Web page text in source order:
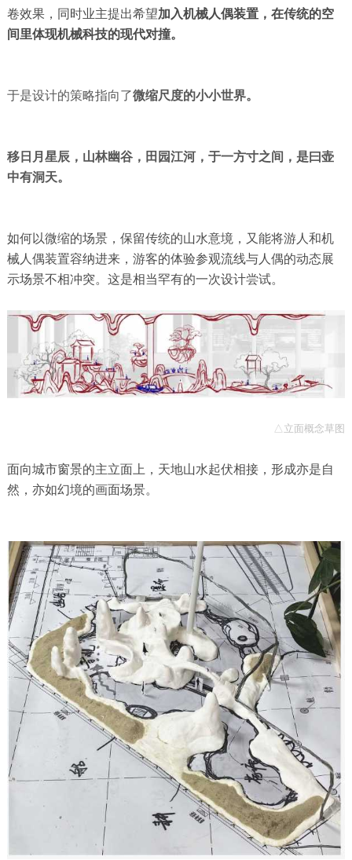
卷效果，同时业主提出希望加入机械人偶装置，在传统的空
间里体现机械科技的现代对撞。
于是设计的策略指向了微缩尺度的小小世界。
移日月星辰，山林幽谷，田园江河，于一方寸之间，是曰壶
中有洞天。
如何以微缩的场景，保留传统的山水意境，又能将游人和机
械人偶装置容纳进来，游客的体验参观流线与人偶的动态展
示场景不相冲突。这是相当罕有的一次设计尝试。
△立面概念草图
面向城市窗景的主立面上，天地山水起伏相接，形成亦是自
然，亦如幻境的画面场景。